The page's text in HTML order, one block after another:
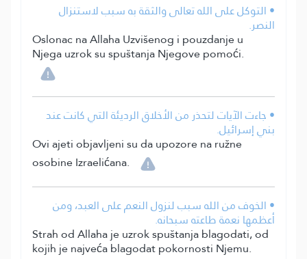
• التوكل على الله تعالى والثقة به سبب لاستنزال
النصر.
Oslonac na Allaha Uzvišenog i pouzdanje u
Njega uzrok su spuštanja Njegove pomoći.
• جاءت الآيات لتحذر من الأخلاق الرديئة التي كانت عند
بني إسرائيل.
Ovi ajeti objavljeni su da upozore na ružne
osobine Izraelićana.
• الخوف من الله سبب لنزول النعم على العبد، ومن
أعظمها نعمة طاعته سبحانه.
Strah od Allaha je uzrok spuštanja blagodati, od
kojih je najveća blagodat pokornosti Njemu.